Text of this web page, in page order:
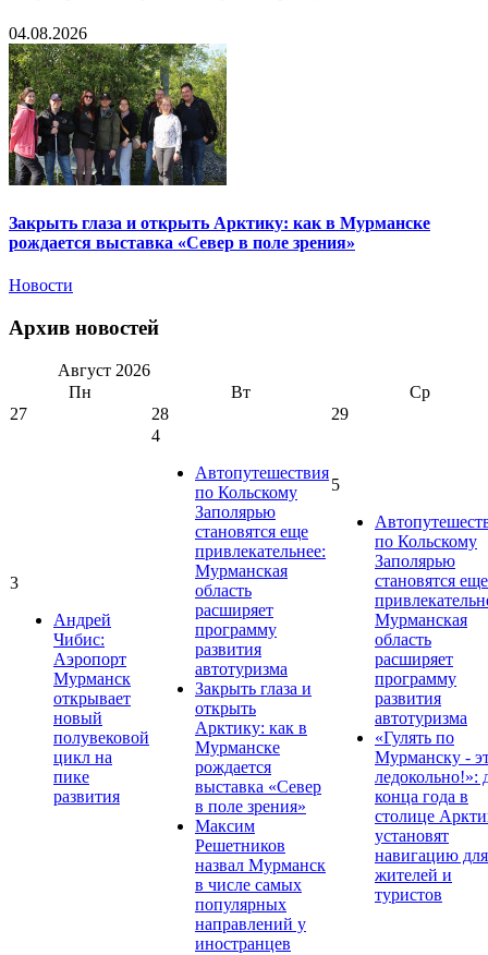
04.08.2026
Закрыть глаза и открыть Арктику: как в Мурманске
рождается выставка «Север в поле зрения»
Новости
Архив новостей
Август 2026
Пн
Вт
Ср
27
28 29
3
Андрей
Чибис:
Аэропорт
Мурманск
открывает
новый
полувековой
цикл на
пике
развития
4
Автопутешествия
по Кольскому
Заполярью
становятся еще
привлекательнее:
Мурманская
область
расширяет
программу
развития
автотуризма
Закрыть глаза и
открыть
Арктику: как в
Мурманске
рождается
выставка «Север
в поле зрения»
Максим
Решетников
назвал Мурманск
в числе самых
популярных
направлений у
иностранцев
5
по Кольскому
Заполярью
становятся еще
Мурманская
область
расширяет
программу
развития
автотуризма
«Гулять по
Мурманску -
ледокольно!»:
конца года в
столице
установят
навигацию для
жителей и
туристов